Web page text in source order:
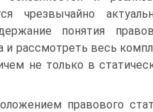
чрезвычайно
понятия
и рассмотреть весь
не только в
правового